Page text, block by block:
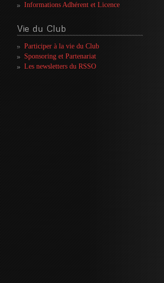
Informations Adhérent et Licence
Viedu Club
Participer à la vie du Club
Sponsoring et Partenariat
Les newsletters du RSSO